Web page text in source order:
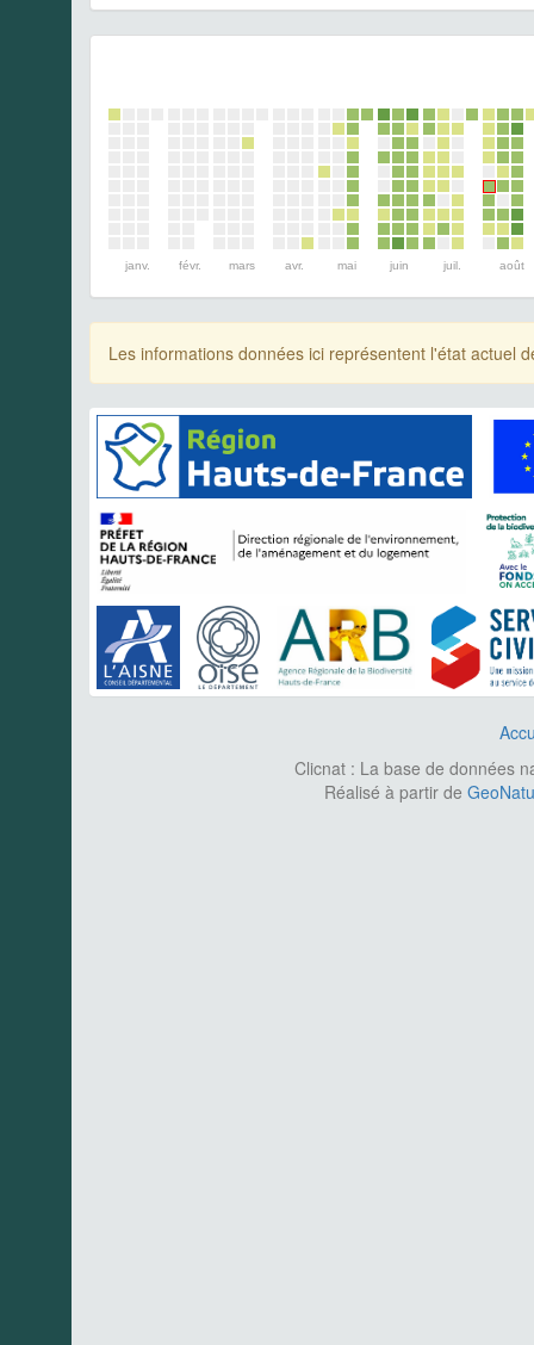
janv. févr. mars avr. mai juin juil. août
Les informations données ici représentent l'état actuel
Clicnat : La base de données
Réalisé à partir de